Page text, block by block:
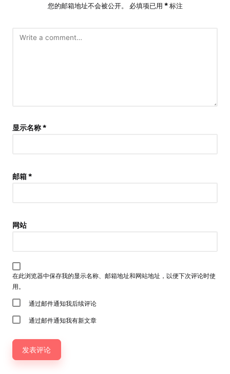
您的邮箱地址不会被公开。 必填项已用 *标注
显示名称*
邮箱*
网站
在此浏览器中保存我的显示名称、邮箱地址和网站地址，以便下次评论时使
用。
通过邮件通知我后续评论
通过邮件通知我有新文章